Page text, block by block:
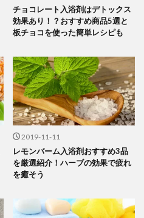
チョコレート入浴剤はデトックス
効果あり！？おすすめ商品5選と
板チョコを使った簡単レシピも
2019-11-11
レモンバーム入浴剤おすすめ3品
を厳選紹介！ハーブの効果で疲れ
を癒そう